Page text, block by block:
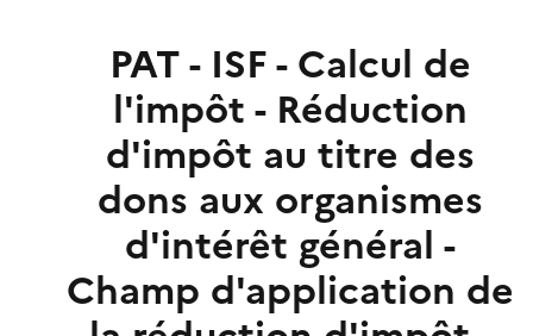
PAT - ISF - Calcul de
l'impôt - Réduction
d'impôt au titre des
dons aux organismes
d'intérêt général -
Champ d'application de